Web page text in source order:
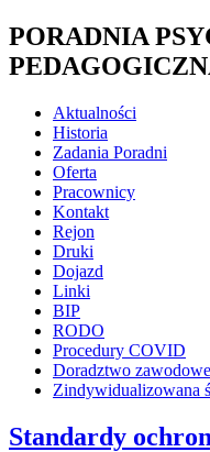
PORADNIA
Aktualności
Historia
Zadania Poradni
Oferta
Pracownicy
Kontakt
Rejon
Druki
Dojazd
Linki
BIP
RODO
Procedury COVID
Doradztwo zawodowe
Zindywidualizowana
Standardy